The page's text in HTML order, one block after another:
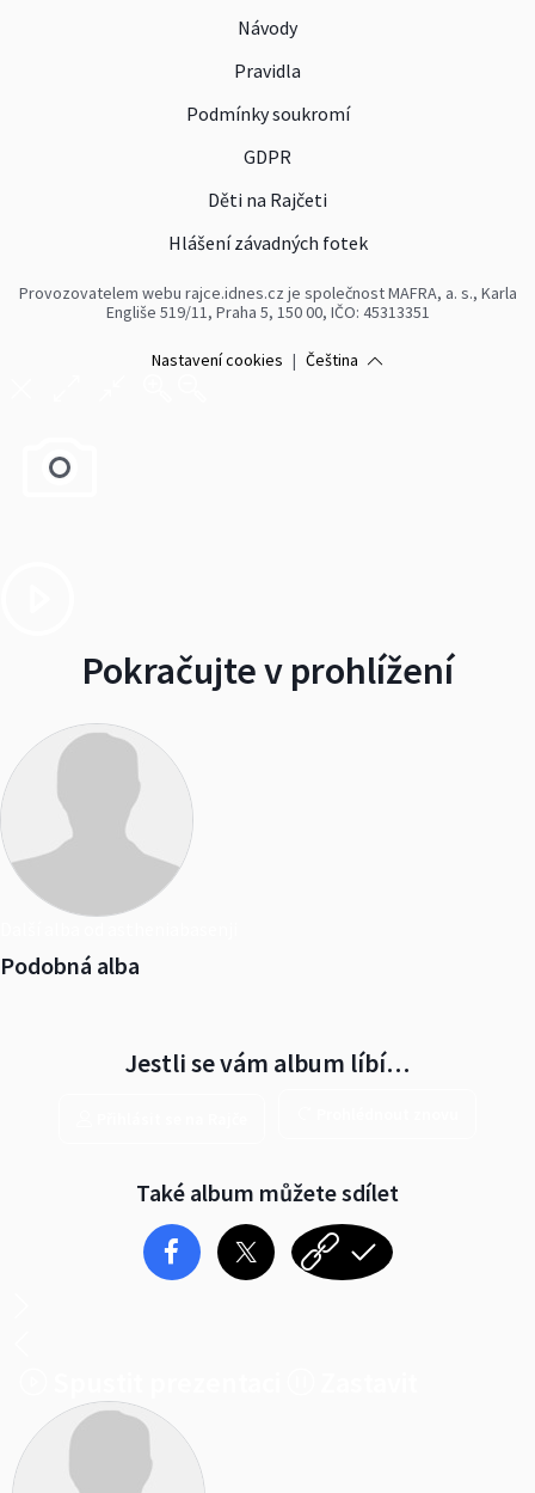
Návody
Pravidla
Podmínky soukromí
GDPR
Děti na Rajčeti
Hlášení závadných fotek
Provozovatelem webu rajce.idnes.cz je společnost MAFRA, a. s., Karla
Engliše 519/11, Praha 5, 150 00, IČO: 45313351
Nastavení cookies | Čeština
Pokračujte v prohlížení
Podobná alba
Jestli se vám album líbí…
Také album můžete sdílet